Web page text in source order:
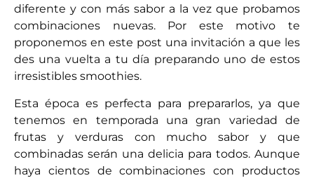
diferente y con más sabor a la vez que probamos
combinaciones nuevas. Por este motivo te
proponemos en este post una invitación a que les
des una vuelta a tu día preparando uno de estos
irresistibles smoothies.
Esta época es perfecta para prepararlos, ya que
tenemos en temporada una gran variedad de
frutas y verduras con mucho sabor y que
combinadas serán una delicia para todos. Aunque
haya cientos de combinaciones con productos